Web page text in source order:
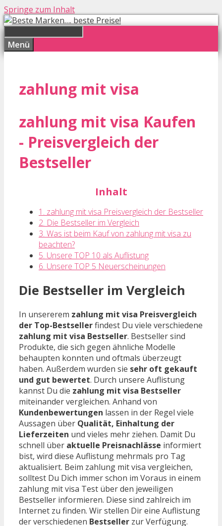
Springe zum Inhalt
Menü
zahlung mit visa
zahlung mit visa Kaufen
- Preisvergleich der
Bestseller
Inhalt
1. zahlung mit visa Preisvergleich der Bestseller
2. Die Bestseller im Vergleich
3. Was ist beim Kauf von zahlung mit visa zu
beachten?
5. Unsere TOP 10 als Auflistung
6. Unsere TOP 5 Neuerscheinungen
Die Bestseller im Vergleich
In unsererem zahlung mit visa Preisvergleich
der Top-Bestsellerfindest Du viele verschiedene
zahlung mit visa Bestseller. Bestseller sind
Produkte, die sich gegen ähnliche Modelle
behaupten konnten und oftmals überzeugt
haben. Außerdem wurden sie sehr oft gekauft
und gut bewertet. Durch unsere Auflistung
kannst Du die zahlung mit visa Bestseller
miteinander vergleichen. Anhand von
Kundenbewertungen lassen in der Regel viele
Aussagen über Qualität, Einhaltung der
Lieferzeiten und vieles mehr ziehen. Damit Du
schnell über aktuelle Preisnachlässe informiert
bist, wird diese Auflistung mehrmals pro Tag
aktualisiert. Beim zahlung mit visa vergleichen,
solltest Du Dich immer schon im Voraus in einem
zahlung mit visa Test über den jeweiligen
Bestseller informieren. Diese sind zahlreich im
Internet zu finden. Wir stellen Dir eine Auflistung
der verschiedenen Bestseller zur Verfügung.